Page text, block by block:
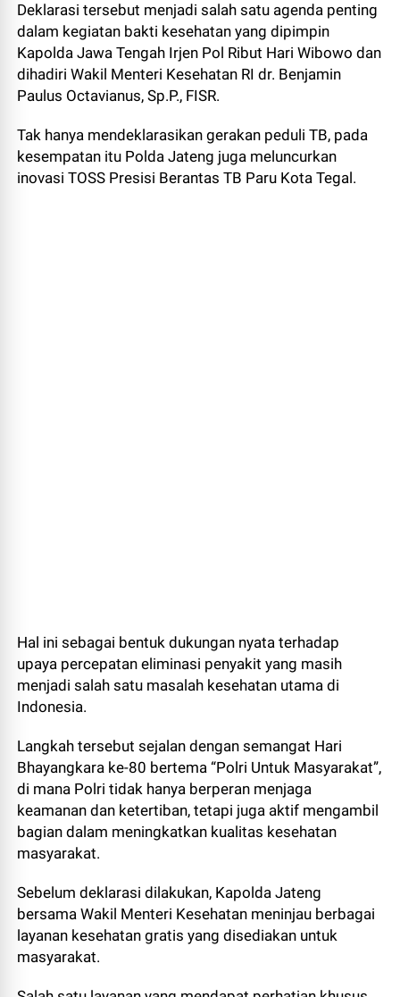
Deklarasi tersebut menjadi salah satu agenda penting
dalam kegiatan bakti kesehatan yang dipimpin
Kapolda Jawa Tengah Irjen Pol Ribut Hari Wibowo dan
dihadiri Wakil Menteri Kesehatan RI dr. Benjamin
Paulus Octavianus, Sp.P., FISR.
Tak hanya mendeklarasikan gerakan peduli TB, pada
kesempatan itu Polda Jateng juga meluncurkan
inovasi TOSS Presisi Berantas TB Paru Kota Tegal.
Hal ini sebagai bentuk dukungan nyata terhadap
upaya percepatan eliminasi penyakit yang masih
menjadi salah satu masalah kesehatan utama di
Indonesia.
Langkah tersebut sejalan dengan semangat Hari
Bhayangkara ke-80 bertema “Polri Untuk Masyarakat”,
di mana Polri tidak hanya berperan menjaga
keamanan dan ketertiban, tetapi juga aktif mengambil
bagian dalam meningkatkan kualitas kesehatan
masyarakat.
Sebelum deklarasi dilakukan, Kapolda Jateng
bersama Wakil Menteri Kesehatan meninjau berbagai
layanan kesehatan gratis yang disediakan untuk
masyarakat.